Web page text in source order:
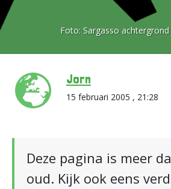
Foto: Sargasso
Jorn
15 februari 2005 , 21:28
Deze pagina is meer
oud. Kijk ook eens